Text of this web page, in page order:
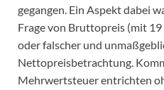
gegangen. Ein Aspekt dabei
Frage von Bruttopreis (mit
oder falscher und
Nettopreisbetrachtung.
Mehrwertsteuer entrichten